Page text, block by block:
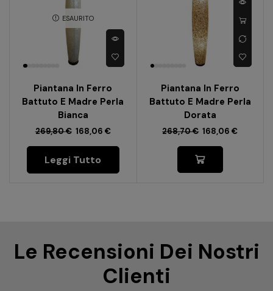
ESAURITO
Piantana In Ferro
Battuto E Madre Perla
Bianca
269,80€ 168,06 €
Leggi Tutto
Piantana In Ferro
Battuto E Madre Perla
Dorata
268,70€ 168,06€
Le Recensioni Dei Nostri
Clienti